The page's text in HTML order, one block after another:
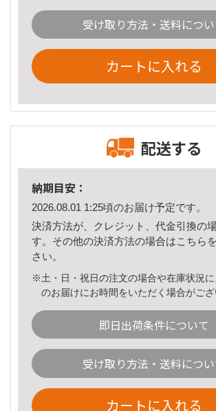
受け取り方法・送料につ
カートに入れる
配送する
納期目安：
2026.08.01 1:25頃のお届け予定です。
決済方法が、クレジット、代金引換の
す。その他の決済方法の場合はこちら
さい。
※土・日・祝日の注文の場合や在庫状況
のお届けにお時間をいただく場合がござ
即日出荷条件について
受け取り方法・送料につ
カートに入れる